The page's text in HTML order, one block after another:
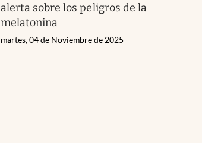
alerta sobre los peligros de la
melatonina
martes, 04 de Noviembre de 2025